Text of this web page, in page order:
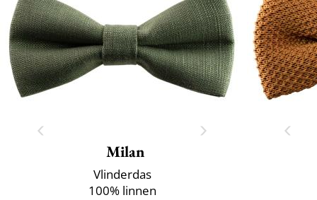
Milan
Vlinderdas
100% linnen